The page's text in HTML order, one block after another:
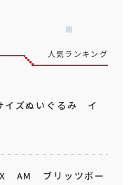
人気ランキング
イズぬいぐるみ イ
X AM ブリッツボー